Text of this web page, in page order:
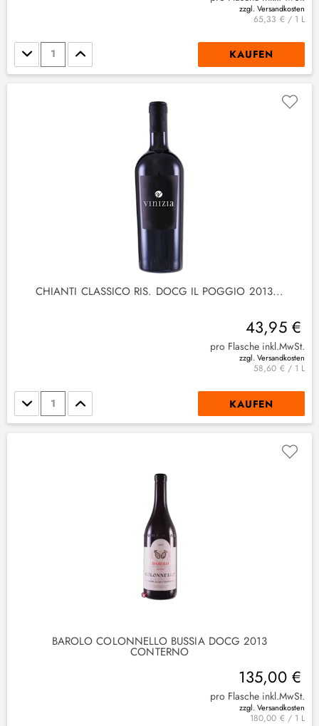
zzgl. Versandkosten
65,33 € / 1 L
Stückzahl KAUFEN
CHIANTI CLASSICO RIS. DOCG IL POGGIO 2013...
43,95 €
pro Flasche inkl.MwSt.
zzgl. Versandkosten
58,60 € / 1 L
Stückzahl KAUFEN
BAROLO COLONNELLO BUSSIA DOCG 2013
CONTERNO
135,00 €
pro Flasche inkl.MwSt.
zzgl. Versandkosten
180,00 € / 1 L